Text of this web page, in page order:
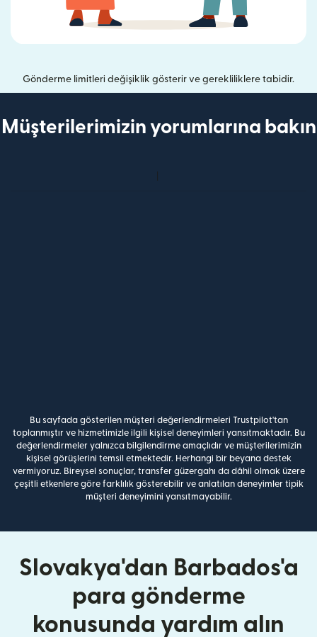
Gönderme limitleri değişiklik gösterir ve gerekliliklere tabidir.
Müşterilerimizin yorumlarına bakın
Bu sayfada gösterilen müşteri değerlendirmeleri Trustpilot'tan
toplanmıştır ve hizmetimizle ilgili kişisel deneyimleri yansıtmaktadır. Bu
değerlendirmeler yalnızca bilgilendirme amaçlıdır ve müşterilerimizin
kişisel görüşlerini temsil etmektedir. Herhangi bir beyana destek
vermiyoruz. Bireysel sonuçlar, transfer güzergahı da dâhil olmak üzere
çeşitli etkenlere göre farklılık gösterebilir ve anlatılan deneyimler tipik
müşteri deneyimini yansıtmayabilir.
Slovakya'dan Barbados'a
para gönderme
konusunda yardım alın